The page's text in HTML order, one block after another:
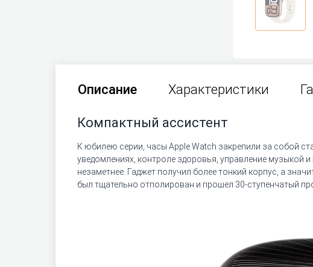
Описание Характеристики
Компактный ассистент
К юбилею серии, часы Apple Watch закрепили за собой
уведомлениях, контроле здоровья, управление музыкой
незаметнее. Гаджет получил более тонкий корпус, а
был тщательно отполирован и прошел 30-ступенчатый